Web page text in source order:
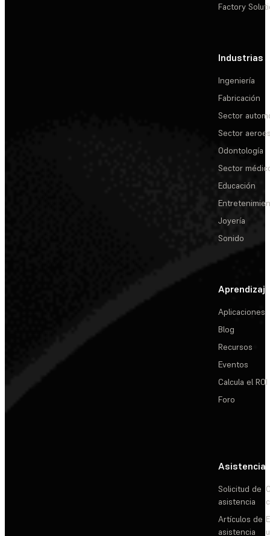
Factory
Industrias
Ingeniería
Fabricación
Sector
Sector
Odontología
Sector
Educación
Joyería
Sonido
Aprendizaje
Aplicaciones
Blog
Recursos
Eventos
Calcula el ROI
Foro
Asistencia
Solicitud de
asistencia
Artículos de
asistencia